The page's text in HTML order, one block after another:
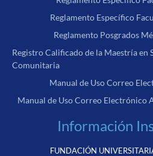
Reglamento Específico
Reglamento Posgrados
Registro Calificado de la Maestría en
Comunitaria
Manual de Uso Correo
Manual de Uso Correo Electrónico
Información
FUNDACIÓN